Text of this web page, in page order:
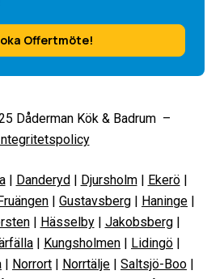
Offertmöte!
Dåderman Kök & Badrum –
| Danderyd| Djursholm| Ekerö|
| Gustavsberg | Haninge |
| Hässelby| Jakobsberg|
| Kungsholmen | Lidingö |
| Norrort | Norrtälje | Saltsjö-Boo |